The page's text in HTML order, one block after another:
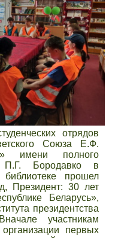
отрядов
Союза Е.Ф.
имени полного
Бородавко в
библиотеке прошел
Президент: 30 лет
Беларусь»,
президентства
участникам
первых